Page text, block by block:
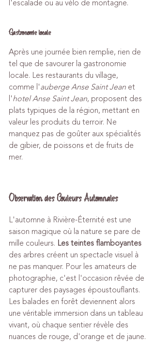
l'escalade ou au vélo de montagne.
Gastronomie locale
Après une journée bien remplie, rien de
tel que de savourer la gastronomie
locale. Les restaurants du village,
comme l'auberge Anse Saint Jean et
l'hotel Anse Saint Jean, proposent des
plats typiques de la région, mettant en
valeur les produits du terroir. Ne
manquez pas de goûter aux spécialités
de gibier, de poissons et de fruits de
mer.
Observation des Couleurs Automnales
L'automne à Rivière-Éternité est une
saison magique où la nature se pare de
mille couleurs. Les teintes flamboyantes
des arbres créent un spectacle visuel à
ne pas manquer. Pour les amateurs de
photographie, c'est l'occasion rêvée de
capturer des paysages époustouflants.
Les balades en forêt deviennent alors
une véritable immersion dans un tableau
vivant, où chaque sentier révèle des
nuances de rouge, d'orange et de jaune.